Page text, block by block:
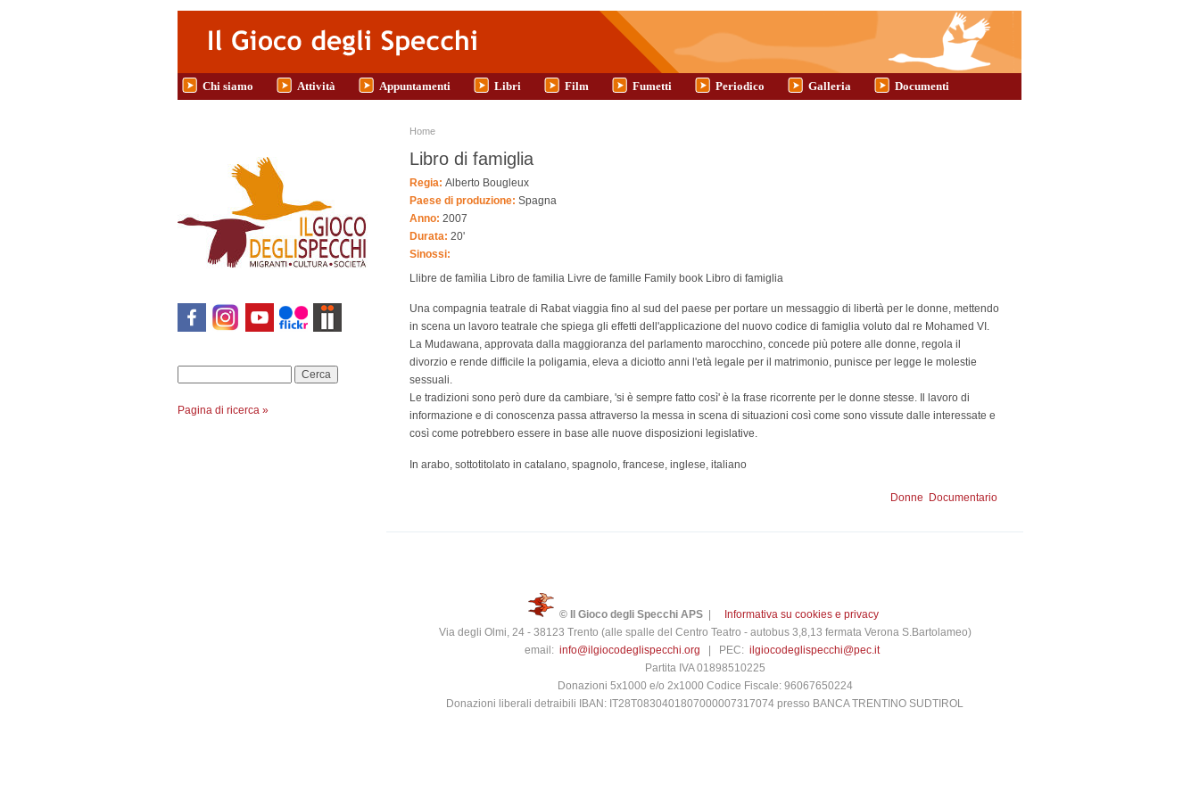
Chi siamo Attività Appuntamenti Libri Film Fumetti Periodico Galleria Documenti
Pagina di ricerca »
Tu sei qui
Home
Libro di famiglia
Regia: Alberto Bougleux
Paese di produzione: Spagna
Anno: 2007
Durata: 20'
Sinossi:
Llibre de famìlia Libro de familia Livre de famille Family book Libro di famiglia
Una compagnia teatrale di Rabat viaggia fino al sud del paese per portare un messaggio di libertà per le donne, mettendo
in scena un lavoro teatrale che spiega gli effetti dell'applicazione del nuovo codice di famiglia voluto dal re Mohamed VI.
La Mudawana, approvata dalla maggioranza del parlamento marocchino, concede più potere alle donne, regola il
divorzio e rende difficile la poligamia, eleva a diciotto anni l'età legale per il matrimonio, punisce per legge le molestie
sessuali.
Le tradizioni sono però dure da cambiare, 'si è sempre fatto così' è la frase ricorrente per le donne stesse. Il lavoro di
informazione e di conoscenza passa attraverso la messa in scena di situazioni così come sono vissute dalle interessate e
così come potrebbero essere in base alle nuove disposizioni legislative.
In arabo, sottotitolato in catalano, spagnolo, francese, inglese, italiano
Documentario
Donne
© Il Gioco degli Specchi APS|
Informativa su cookies e privacy
Via degli Olmi, 24 - 38123 Trento (alle spalle del Centro Teatro - autobus 3,8,13 fermata Verona S.Bartolameo)
email: info@ilgiocodeglispecchi.org | PEC: ilgiocodeglispecchi@pec.it
Partita IVA 01898510225
Donazioni 5x1000 e/o 2x1000 Codice Fiscale: 96067650224
Donazioni liberali detraibili IBAN: IT28T0830401807000007317074 presso BANCA TRENTINO SUDTIROL